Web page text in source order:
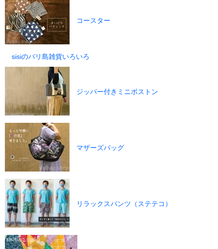
コースター
sisiのバリ島雑貨いろいろ
ジッパー付きミニボストン
マザーズバッグ
リラックスパンツ（ステテコ）